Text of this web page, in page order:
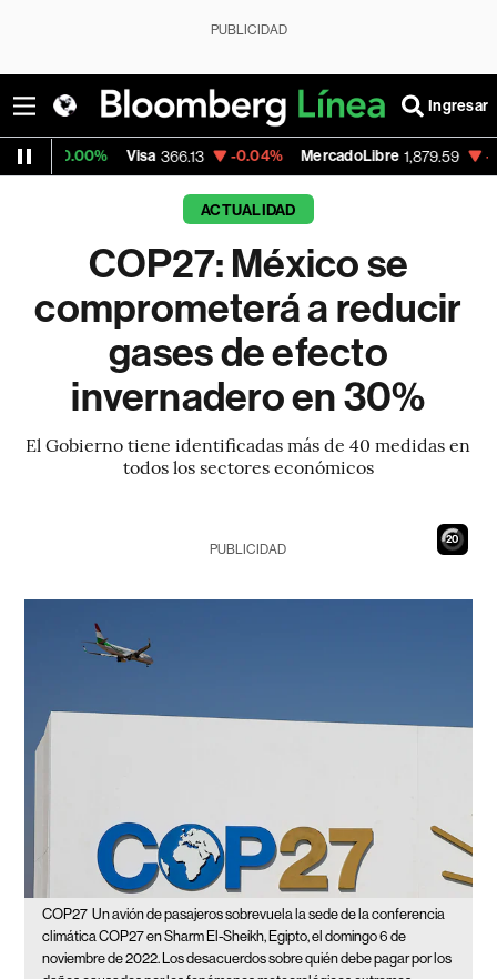
PUBLICIDAD
Ingresar
Visa 366.13 -0.04% MercadoLibre 1,879.59 -0.25%
ACTUALIDAD
COP27: México se
comprometerá a reducir
gases de efecto
invernadero en 30%
El Gobierno tiene identificadas más de 40 medidas en
todos los sectores económicos
18
PUBLICIDAD
COP27 Un avión de pasajeros sobrevuela la sede de la conferencia
climática COP27 en Sharm El-Sheikh, Egipto, el domingo 6 de
noviembre de 2022. Los desacuerdos sobre quién debe pagar por los